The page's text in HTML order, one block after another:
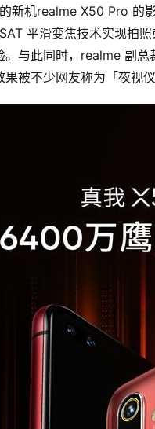
新机realme X50 Pro 的
平滑变焦技术实现拍
与此同时，realme 副
被不少网友称为「夜视